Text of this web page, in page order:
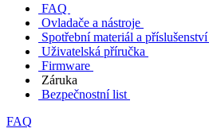
FAQ
Ovladače a nástroje
Spotřební materiál a příslušenství
Uživatelská příručka
Firmware
Záruka
Bezpečnostní list
FAQ